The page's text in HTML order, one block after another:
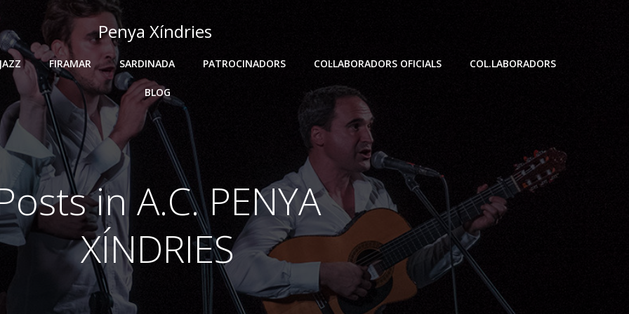
Penya Xíndries
FIRAMAR SARDINADA PATROCINADORS COL·LABORADORS OFICIALS COL.LABORADORS
BLOG
inA.C. PENYA
XÍNDRIES